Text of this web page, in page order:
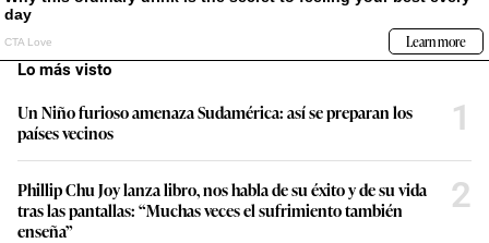
Lo más visto
Un Niño furioso amenaza Sudamérica: así se preparan los
países vecinos
1
Phillip Chu Joy lanza libro, nos habla de su éxito y de su vida
tras las pantallas: “Muchas veces el sufrimiento también
enseña”
2